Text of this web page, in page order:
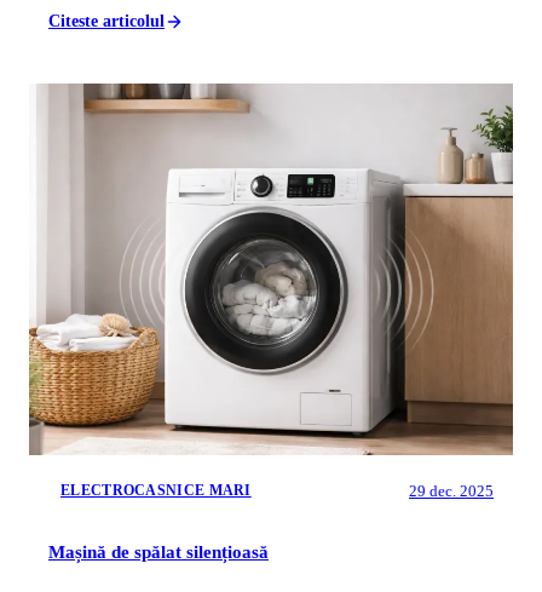
Citeste articolul
ELECTROCASNICE MARI 29 dec. 2025
Mașină de spălat silențioasă